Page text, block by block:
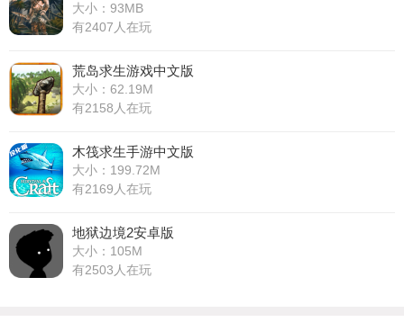
大小：93MB
有2407人在玩
荒岛求生游戏中文版
大小：62.19M
有2158人在玩
木筏求生手游中文版
大小：199.72M
有2169人在玩
地狱边境2安卓版
大小：105M
有2503人在玩